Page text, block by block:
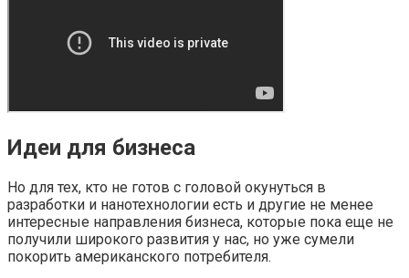
Идеи для бизнеса
Но для тех, кто не готов с головой окунуться в
разработки и нанотехнологии есть и другие не менее
интересные направления бизнеса, которые пока еще не
получили широкого развития у нас, но уже сумели
покорить американского потребителя.